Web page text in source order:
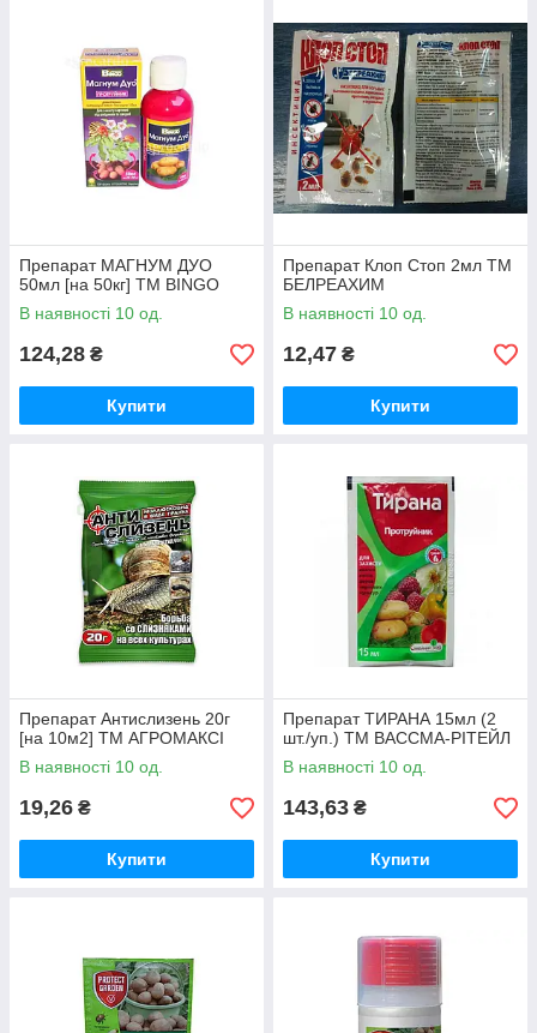
Препарат МАГНУМ ДУО
50мл [на 50кг] ТМ BINGO
В наявності 10 од.
124,28 ₴
Купити
Препарат Клоп Стоп 2мл ТМ
БЕЛРЕАХИМ
В наявності 10 од.
12,47 ₴
Купити
Препарат Антислизень 20г
[на 10м2] ТМ АГРОМАКСІ
В наявності 10 од.
19,26 ₴
Купити
Препарат ТИРАНА 15мл (2
шт./уп.) ТМ ВАССМА-РІТЕЙЛ
В наявності 10 од.
143,63 ₴
Купити